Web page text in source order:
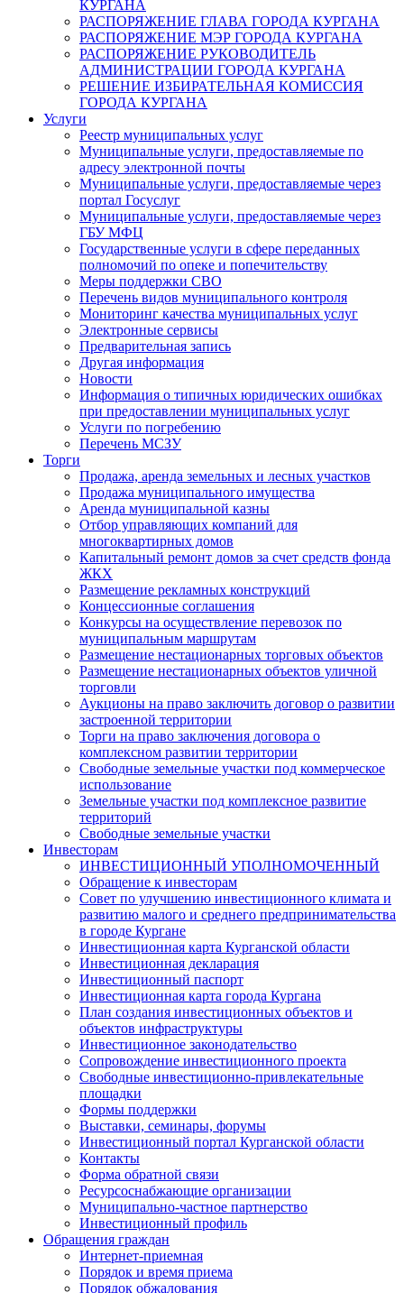
КУРГАНА
РАСПОРЯЖЕНИЕ ГЛАВА ГОРОДА КУРГАНА
РАСПОРЯЖЕНИЕ МЭР ГОРОДА КУРГАНА
РАСПОРЯЖЕНИЕ РУКОВОДИТЕЛЬ
АДМИНИСТРАЦИИ ГОРОДА КУРГАНА
РЕШЕНИЕ ИЗБИРАТЕЛЬНАЯ КОМИССИЯ
ГОРОДА КУРГАНА
Услуги
Реестр муниципальных услуг
Муниципальные услуги, предоставляемые по
адресу электронной почты
Муниципальные услуги, предоставляемые через
портал Госуслуг
Муниципальные услуги, предоставляемые через
ГБУ МФЦ
Государственные услуги в сфере переданных
полномочий по опеке и попечительству
Меры поддержки СВО
Перечень видов муниципального контроля
Мониторинг качества муниципальных услуг
Электронные сервисы
Предварительная запись
Другая информация
Новости
Информация о типичных юридических ошибках
при предоставлении муниципальных услуг
Услуги по погребению
Перечень МСЗУ
Торги
Продажа, аренда земельных и лесных участков
Продажа муниципального имущества
Аренда муниципальной казны
Отбор управляющих компаний для
многоквартирных домов
Капитальный ремонт домов за счет средств фонда
ЖКХ
Размещение рекламных конструкций
Концессионные соглашения
Конкурсы на осуществление перевозок по
муниципальным маршрутам
Размещение нестационарных торговых объектов
Размещение нестационарных объектов уличной
торговли
Аукционы на право заключить договор о развитии
застроенной территории
Торги на право заключения договора о
комплексном развитии территории
Свободные земельные участки под коммерческое
использование
Земельные участки под комплексное развитие
территорий
Свободные земельные участки
Инвесторам
ИНВЕСТИЦИОННЫЙ УПОЛНОМОЧЕННЫЙ
Обращение к инвесторам
Совет по улучшению инвестиционного климата и
развитию малого и среднего предпринимательства
в городе Кургане
Инвестиционная карта Курганской области
Инвестиционная декларация
Инвестиционный паспорт
Инвестиционная карта города Кургана
План создания инвестиционных объектов и
объектов инфраструктуры
Инвестиционное законодательство
Сопровождение инвестиционного проекта
Свободные инвестиционно-привлекательные
площадки
Формы поддержки
Выставки, семинары, форумы
Инвестиционный портал Курганской области
Контакты
Форма обратной связи
Ресурсоснабжающие организации
Муниципально-частное партнерство
Инвестиционный профиль
Обращения граждан
Интернет-приемная
Порядок и время приема
Порядок обжалования